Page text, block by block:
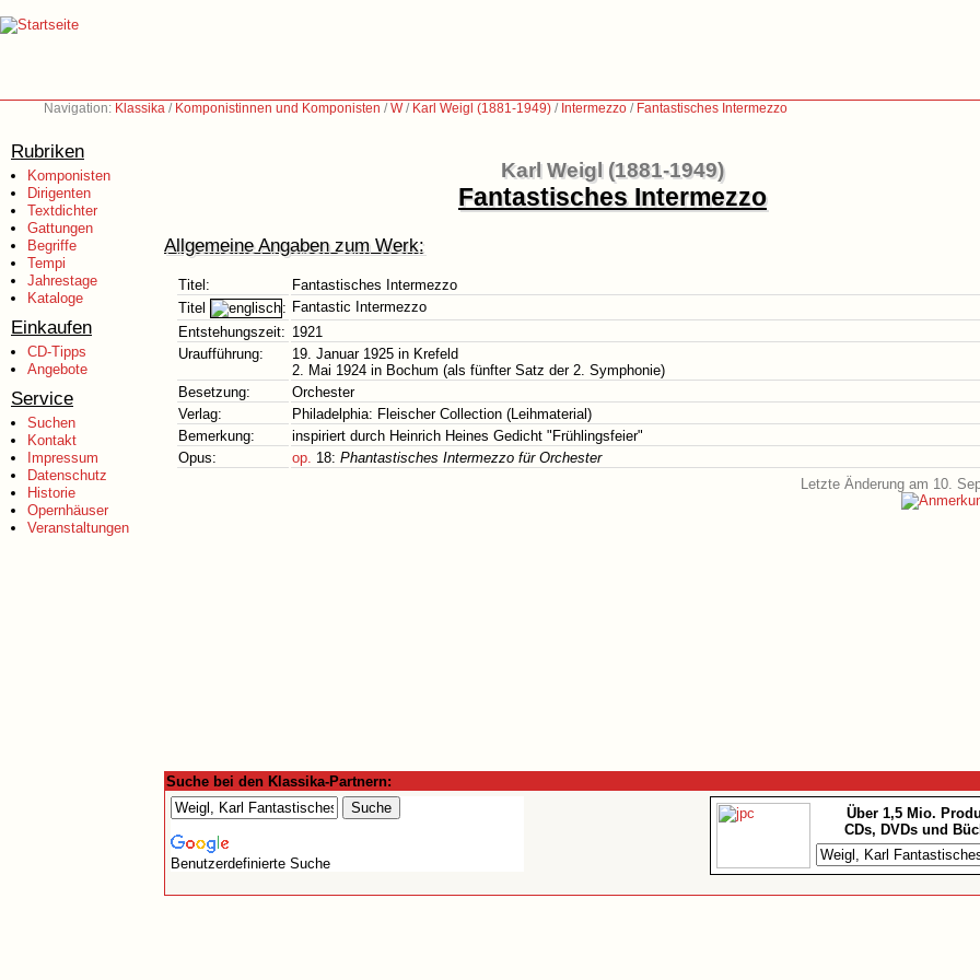
Navigation: Klassika / Komponistinnen und Komponisten /W/ Karl Weigl (1881-1949) / Intermezzo / Fantastisches Intermezzo
Rubriken
Komponisten
Dirigenten
Textdichter
Gattungen
Begriffe
Tempi
Jahrestage
Kataloge
Einkaufen
CD-Tipps
Angebote
Service
Suchen
Kontakt
Impressum
Datenschutz
Historie
Opernhäuser
Veranstaltungen
Karl Weigl (1881-1949)
Fantastisches Intermezzo
Allgemeine Angaben zum Werk:
Titel:
Fantastisches Intermezzo
Titel
: Fantastic Intermezzo
Entstehungszeit: 1921
Uraufführung:
19. Januar 1925 in Krefeld
2. Mai 1924 in Bochum (als fünfter Satz der 2. Symphonie)
Besetzung:
Orchester
Verlag:
Philadelphia: Fleischer Collection (Leihmaterial)
Bemerkung:
inspiriert durch Heinrich Heines Gedicht "Frühlingsfeier"
Opus:
op. 18: Phantastisches Intermezzo für Orchester
Letzte Änderung am 10.
Suche bei den Klassika-Partnern:
Benutzerdefinierte Suche
Über 1,5 Mio.
CDs, DVDs und